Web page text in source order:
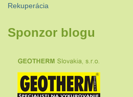
Rekuperácia
Sponzor blogu